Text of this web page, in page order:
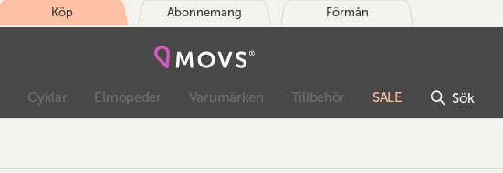
Köp Abonnemang Förmån
Cyklar Elmopeder Varumärken Tillbehör SALE Sök